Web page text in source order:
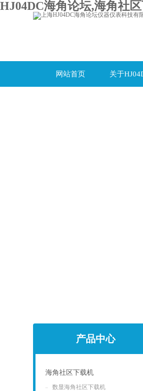
HJ04DC海角论坛,海角社
网站首页 关于
产品中心
海角社区下载机
数显海角社区下载机